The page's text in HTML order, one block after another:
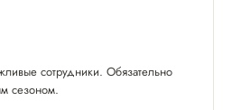
сотрудники. Обязательно
сезоном.